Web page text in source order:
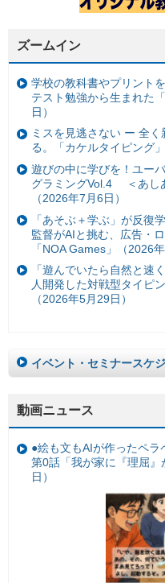
ズームイン
学校の教科書やプリント
テスト勉強から生まれた
日）
ミスを見逃さない ー 全
る。「カケルタイピング
遊びの中に学びを！ユー
グラミングVol.4 ＜あし
（2026年7月6日）
「あそぶ＋学ぶ」が反復
監督がAIと挑む、広告・
「NOA Games」（2026年
「遊んでいたら自然と速
人開発した対戦型タイピ
（2026年5月29日）
イベント・セミナースケ
動画ニュース
●絵も文もAIが作ったペラ
第0話「我が家に『理屈
日）